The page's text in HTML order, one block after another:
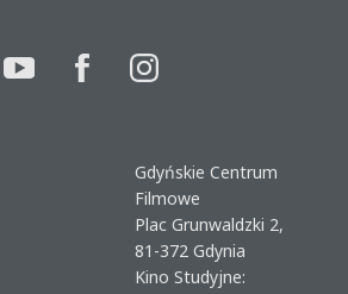
Gdyńskie Centrum
Filmowe
Plac Grunwaldzki 2,
81-372 Gdynia
Kino Studyjne: